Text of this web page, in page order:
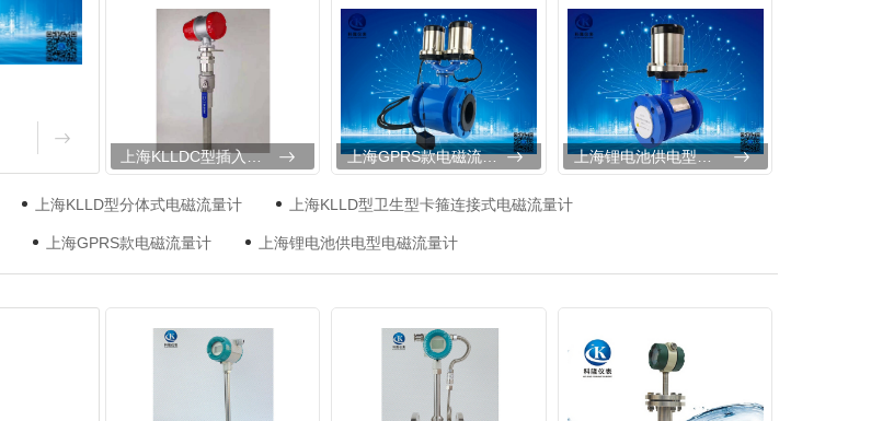
上海KLLDC型插入式电磁流量计 上海GPRS款电磁流量计 上海锂电池供电型电磁流量计
上海KLLD型分体式电磁流量计 上海KLLD型卫生型卡箍连接式电磁流量计
上海GPRS款电磁流量计 上海锂电池供电型电磁流量计